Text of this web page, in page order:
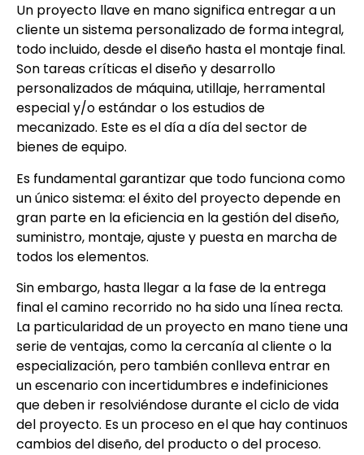
Un proyecto llave en mano significa entregar a un
cliente un sistema personalizado de forma integral,
todo incluido, desde el diseño hasta el montaje final.
Son tareas críticas el diseño y desarrollo
personalizados de máquina, utillaje, herramental
especial y/o estándar o los estudios de
mecanizado. Este es el día a día del sector de
bienes de equipo.
Es fundamental garantizar que todo funciona como
un único sistema: el éxito del proyecto depende en
gran parte en la eficiencia en la gestión del diseño,
suministro, montaje, ajuste y puesta en marcha de
todos los elementos.
Sin embargo, hasta llegar a la fase de la entrega
final el camino recorrido no ha sido una línea recta.
La particularidad de un proyecto en mano tiene una
serie de ventajas, como la cercanía al cliente o la
especialización, pero también conlleva entrar en
un escenario con incertidumbres e indefiniciones
que deben ir resolviéndose durante el ciclo de vida
del proyecto. Es un proceso en el que hay continuos
cambios del diseño, del producto o del proceso.